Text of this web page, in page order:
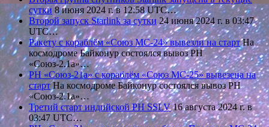
сутки8 июня 2024 г. в 12:58 UTC…
Второй запуск Starlink за сутки 24 июня 2024 г. в 03:47
UTC…
Ракету с кораблём «Союз МС-24» вывезли на стартНа
космодроме Байконур состоялся вывоз РН
«Союз-2.1а»…
РН «Союз-21а» с кораблём «Союз МС-25» вывезена на
стартНа космодроме Байконур состоялся вывоз РН
«Союз-2.1а»…
Третий старт индийской РН SSLV16 августа 2024 г. в
03:47 UTC…